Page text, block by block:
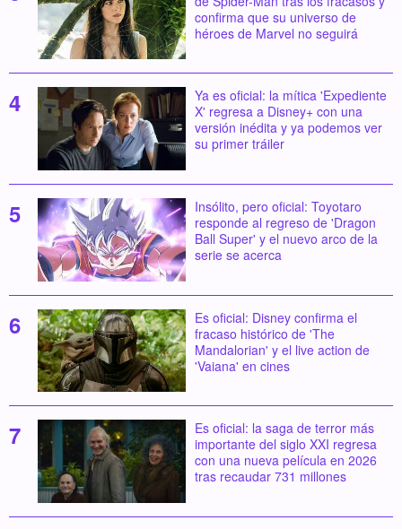
confirma que su universo de
héroes de Marvel no seguirá
Ya es oficial: la mítica 'Expediente
X' regresa a Disney+ con una
versión inédita y ya podemos ver
su primer tráiler
Insólito, pero oficial: Toyotaro
responde al regreso de 'Dragon
Ball Super' y el nuevo arco de la
serie se acerca
Es oficial: Disney confirma el
fracaso histórico de 'The
Mandalorian' y el live action de
'Vaiana' en cines
Es oficial: la saga de terror más
importante del siglo XXI regresa
con una nueva película en 2026
tras recaudar 731 millones